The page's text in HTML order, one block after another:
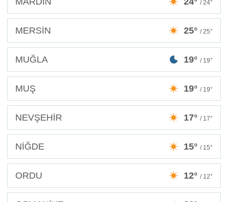
/ 24°
MERSİN 25° / 25°
MUĞLA 19° / 19°
MUŞ 19° / 19°
NEVŞEHİR 17° / 17°
NİĞDE 15° / 15°
ORDU 12° / 12°